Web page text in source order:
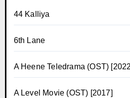
44 Kalliya
6th Lane
A Heene Teledrama (OST)
A Level Movie (OST) [2017]